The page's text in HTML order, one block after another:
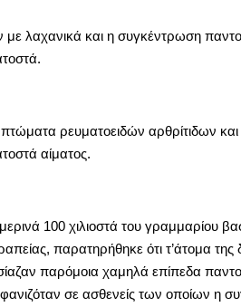
λαχανικά και η συγκέντρωση
ρευματοειδών αρθρίτιδων και
αίματος.
100 χιλιοστά του γραμμαρίου
παρατηρήθηκε ότι τ’άτομα
παρόμοια χαμηλά επίπεδα
σε ασθενείς των οποίων η